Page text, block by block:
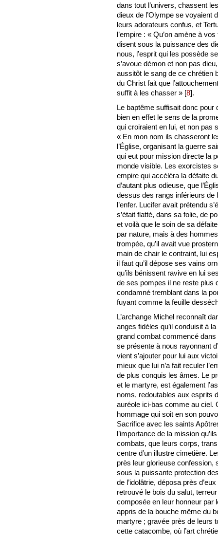
dans tout l’univers, chassent
dieux de l’Olympe se voyaient
leurs adorateurs confus, et
l’empire : « Qu’on amène à
disent sous la puissance des
nous, l’esprit qui les possède
s’avoue démon et non pas
aussitôt le sang de ce chrétien
du Christ fait que
suffit à les chasser » [8].
Le baptême suffisait donc pour
bien en effet le sens de la
qui croiraient en lui, et non pas
« En mon nom ils chasseront
l’Église, organisant la guerre
qui eut pour mission directe la
monde visible. Les exorcistes
empire qui accéléra la défaite
d’autant plus odieuse, que
dessus des rangs inférieurs de
l’enfer. Lucifer avait prétendu
s’était flatté, dans sa folie, de
et voilà que le soin de sa
par nature, mais à des
trompée, qu’il avait vue
main de chair le contraint, lui
il faut qu’il dépose ses vains
qu’ils bénissent ravive en lui
de ses pompes il ne reste plus
condamné tremblant dans la
fuyant comme la feuille
L’archange Michel reconnaît
anges fidèles qu’il conduisit à
grand combat commencé
se présente à nous rayonnant
vient s’ajouter pour lui aux
mieux que lui n’a fait reculer
de plus conquis les âmes. Le
et le martyre, est également
noms, redoutables aux esprits
auréole ici-bas comme au ciel.
hommage qui soit en son
Sacrifice avec les saints
l’importance de la mission
combats, que leurs corps,
centre d’un illustre cimetière.
près leur glorieuse confession,
sous la puissante protection
de l’idolâtrie, déposa près
retrouvé le bois du salut,
composée en leur honneur par
appris de la bouche même du
martyre ; gravée près de leurs
cette catacombe, où l’art